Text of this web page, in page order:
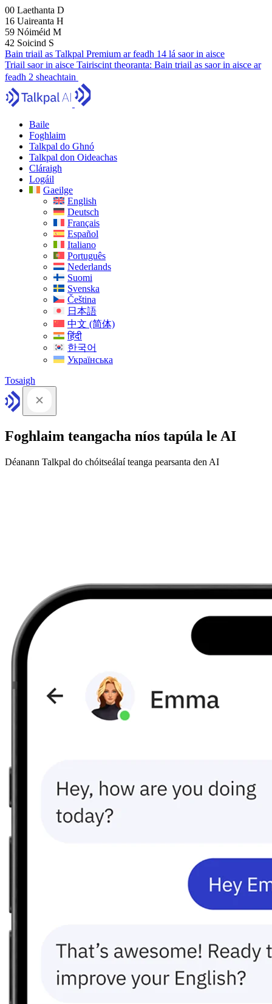
00 Laethanta D
16 Uaireanta H
59 Nóiméid M
41 Soicind S
Bain triail as Talkpal Premium ar feadh 14 lá saor in aisce
Triail saor in aisce Tairiscint theoranta: Bain triail as saor in aisce ar
feadh 2 sheachtain
Baile
Foghlaim
Talkpal do Ghnó
Talkpal don Oideachas
Cláraigh
Logáil
Gaeilge
English
Deutsch
Français
Español
Italiano
Português
Nederlands
Suomi
Svenska
Čeština
日本語
中文 (简体)
हिंदी
한국어
Українська
Tosaigh
Foghlaim teangacha níos tapúla le AI
Déanann Talkpal do chóitseálaí teanga pearsanta den AI